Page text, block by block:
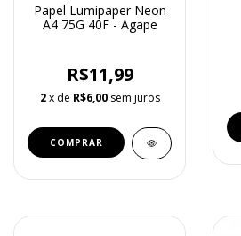
Papel Lumipaper Neon
A4 75G 40F - Agape
R$11,99
2 x de R$6,00 sem juros